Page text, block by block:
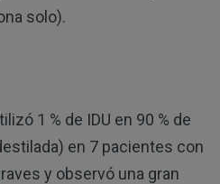
solo).
1 % de IDU en 90 % de
en 7 pacientes con
y observó una gran